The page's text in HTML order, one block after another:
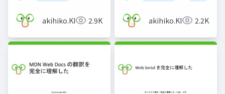
akihiko.KIgure2.9K akihiko.KIgure2.2K